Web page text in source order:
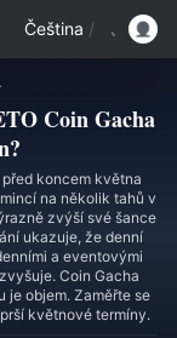
Čeština /
květen?
Coin Gacha
koncem května
na několik tahů v
zvýší své šance
ukazuje, že denní
a eventovými
Coin Gacha
je objem. Zaměřte se
květnové termíny.